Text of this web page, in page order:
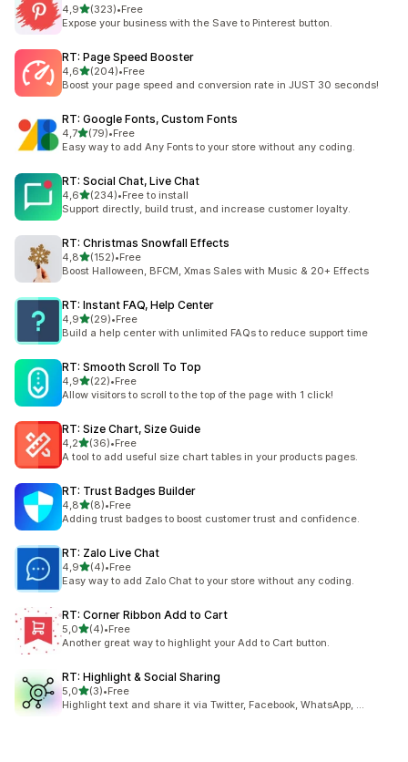
4,9av 5 stjerner
(323)
Totalt 323 omtaler
•Free
Expose your business with the Save to Pinterest button.
RT: Page Speed Booster
4,6av 5 stjerner
(204)
Totalt 204 omtaler
•Free
Boost your page speed and conversion rate in JUST 30 seconds!
RT: Google Fonts, Custom Fonts
4,7av 5 stjerner
(79)
Totalt 79 omtaler
•Free
Easy way to add Any Fonts to your store without any coding.
RT: Social Chat, Live Chat
4,6av 5 stjerner
(234)
Totalt 234 omtaler
•Free to install
Support directly, build trust, and increase customer loyalty.
RT: Christmas Snowfall Effects
4,8av 5 stjerner
(152)
Totalt 152 omtaler
•Free
Boost Halloween, BFCM, Xmas Sales with Music & 20+ Effects
RT: Instant FAQ, Help Center
4,9av 5 stjerner
(29)
Totalt 29 omtaler
•Free
Build a help center with unlimited FAQs to reduce support time
RT: Smooth Scroll To Top
4,9av 5 stjerner
(22)
Totalt 22 omtaler
•Free
Allow visitors to scroll to the top of the page with 1 click!
RT: Size Chart, Size Guide
4,2av 5 stjerner
(36)
Totalt 36 omtaler
•Free
A tool to add useful size chart tables in your products pages.
RT: Trust Badges Builder
4,8av 5 stjerner
(8)
Totalt 8 omtaler
•Free
Adding trust badges to boost customer trust and confidence.
RT: Zalo Live Chat
4,9av 5 stjerner
(4)
Totalt 4 omtaler
•Free
Easy way to add Zalo Chat to your store without any coding.
RT: Corner Ribbon Add to Cart
5,0av 5 stjerner
(4)
Totalt 4 omtaler
•Free
Another great way to highlight your Add to Cart button.
RT: Highlight & Social Sharing
5,0av 5 stjerner
(3)
Totalt 3 omtaler
•Free
Highlight text and share it via Twitter, Facebook, WhatsApp, …